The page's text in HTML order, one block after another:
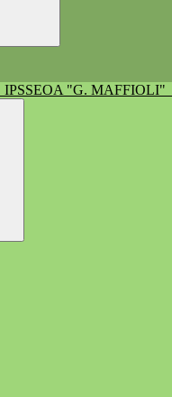
IPSSEOA "G. MAFFIOLI"